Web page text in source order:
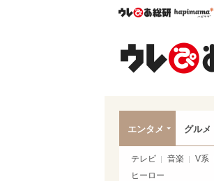
ウレぴ
エンタメ グルメ
テレビ 音楽 V系
ヒーロー